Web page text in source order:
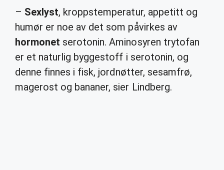
– Sexlyst, kroppstemperatur, appetitt og
humør er noe av det som påvirkes av
hormonet serotonin. Aminosyren trytofan
er et naturlig byggestoff i serotonin, og
denne finnes i fisk, jordnøtter, sesamfrø,
magerost og bananer, sier Lindberg.